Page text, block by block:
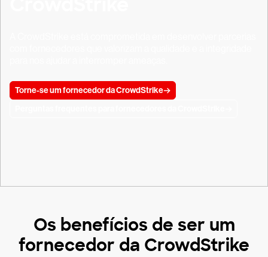
Torne-se um fornecedor da CrowdStrike
Os benefícios de ser um
fornecedor da CrowdStrike